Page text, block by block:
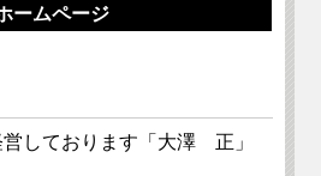
ームページ
しております「大澤 正」